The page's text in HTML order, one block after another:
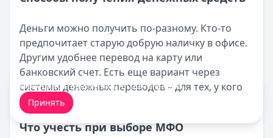
Деньги можно получить по-разному. Кто-то
предпочитает старую добрую наличку в офисе.
Другим удобнее перевод на карту или
банковский счет. Есть еще вариант через
системы денежных переводов – для тех, у кого
нет карты.
Что учесть при выборе МФО
Мы обрабатываем ваши cookie-файлы.
Принять